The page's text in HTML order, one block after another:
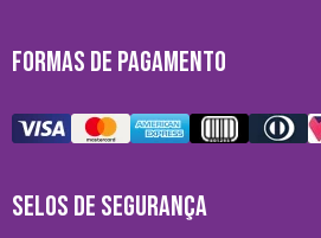
FORMAS DE PAGAMENTO
SELOS DE SEGURANÇA